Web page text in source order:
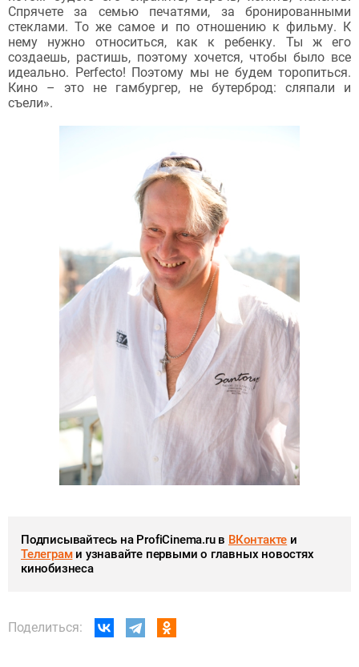
Спрячете за семью печатями, за бронированными
стеклами. То же самое и по отношению к фильму. К
нему нужно относиться, как к ребенку. Ты ж его
создаешь, растишь, поэтому хочется, чтобы было все
идеально. Perfecto! Поэтому мы не будем торопиться.
Кино – это не гамбургер, не бутерброд: сляпали и
съели».
Подписывайтесь на ProfiCinema.ru в ВКонтакте и
Телеграми узнавайте первыми о главных новостях
кинобизнеса
Поделиться: